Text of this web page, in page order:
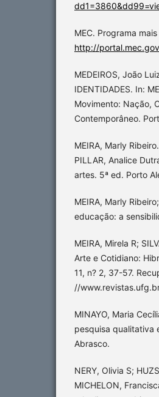
MEC. Programa
http://
MEDEIROS, João
IDENTIDADES. In:
Movimento: Nação,
Contemporâneo.
MEIRA, Marly
PILLAR, Analice
artes. 5ª ed. Porto
MEIRA, Marly
educação: a
MEIRA, Mirela R;
Arte e Cotidiano:
11, n? 2, 37-57.
//
MINAYO, Maria
pesquisa qualitativa
Abrasco.
NERY, Olivia S;
MICHELON,